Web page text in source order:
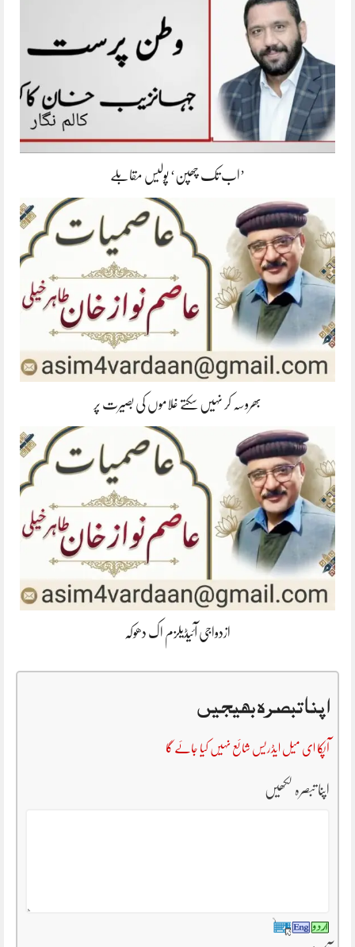
’اب تک چھپن‘ پولیس مقابلے
بھروسہ کر نہیں سکتے غلاموں کی بصیرت پر
ازدواجی آئیڈیلزم اک دھوکہ
اپنا تبصرہ بھیجیں
آپکا ای میل ایڈریس شائع نہیں کیا جائے گا
اپنا تبصرہ لکھیں